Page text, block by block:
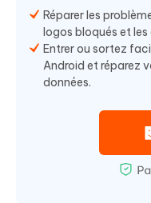
Réparer les
logos bloqués et les
Entrer ou sortez
Android et réparez
données.